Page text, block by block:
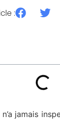
:
jamais